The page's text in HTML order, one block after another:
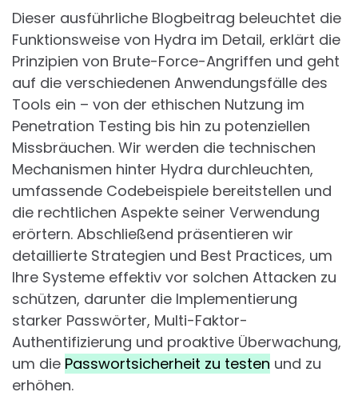
Dieser ausführliche Blogbeitrag beleuchtet die
Funktionsweise von Hydra im Detail, erklärt die
Prinzipien von Brute-Force-Angriffen und geht
auf die verschiedenen Anwendungsfälle des
Tools ein – von der ethischen Nutzung im
Penetration Testing bis hin zu potenziellen
Missbräuchen. Wir werden die technischen
Mechanismen hinter Hydra durchleuchten,
umfassende Codebeispiele bereitstellen und
die rechtlichen Aspekte seiner Verwendung
erörtern. Abschließend präsentieren wir
detaillierte Strategien und Best Practices, um
Ihre Systeme effektiv vor solchen Attacken zu
schützen, darunter die Implementierung
starker Passwörter, Multi-Faktor-
Authentifizierung und proaktive Überwachung,
um die Passwortsicherheit zu testen und zu
erhöhen.